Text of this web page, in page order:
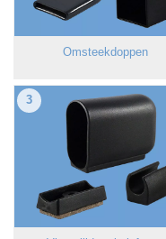
Omsteekdoppen
3